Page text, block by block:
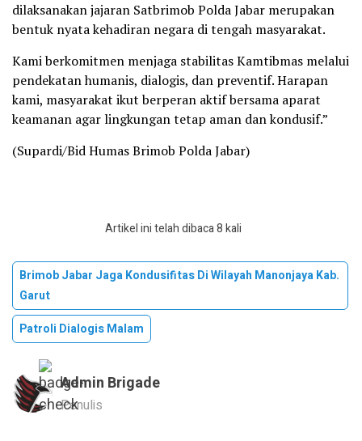
dilaksanakan jajaran Satbrimob Polda Jabar merupakan
bentuk nyata kehadiran negara di tengah masyarakat.
Kami berkomitmen menjaga stabilitas Kamtibmas melalui
pendekatan humanis, dialogis, dan preventif. Harapan
kami, masyarakat ikut berperan aktif bersama aparat
keamanan agar lingkungan tetap aman dan kondusif.”
(Supardi/Bid Humas Brimob Polda Jabar)
Artikel ini telah dibaca 8 kali
Brimob Jabar Jaga Kondusifitas Di Wilayah Manonjaya Kab.
Garut
Patroli Dialogis Malam
Admin Brigade
Penulis